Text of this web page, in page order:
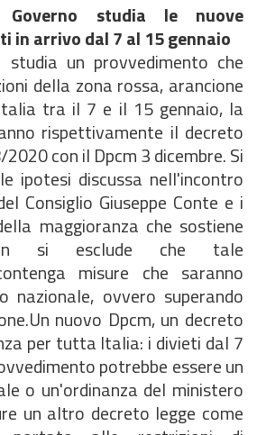
Governo studia le nuove
in arrivo dal 7 al 15 gennaio
un provvedimento che
della zona rossa, arancione
tra il 7 e il 15 gennaio, la
rispettivamente il decreto
con il Dpcm 3 dicembre. Si
ipotesi discussa nell'incontro
Consiglio Giuseppe Conte e i
maggioranza che sostiene
si esclude che tale
misure che saranno
nazionale, ovvero superando
nuovo Dpcm, un decreto
per tutta Italia: i divieti dal 7
potrebbe essere un
o un'ordinanza del ministero
un altro decreto legge come